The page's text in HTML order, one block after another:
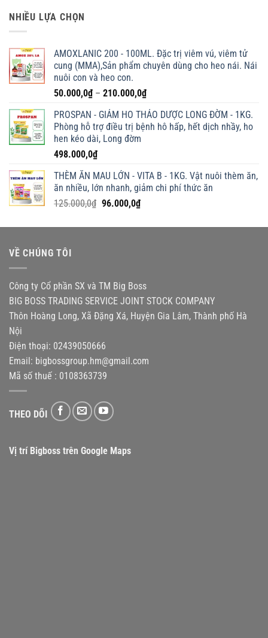
NHIỀU LỰA CHỌN
AMOXLANIC 200 - 100ML. Đặc trị viêm vú, viêm tử
cung (MMA),Sản phẩm chuyên dùng cho heo nái. Nái
nuôi con và heo con.
50.000,0₫ – 210.000,0₫Khoảng
từ
50.000,0₫
PROSPAN - GIẢM HO THẢO DƯỢC LONG ĐỜM - 1KG.
Phòng hỗ trợ điều trị bệnh hô hấp, hết dịch nhầy, ho
hen kéo dài, Long đờm
498.000,0₫
THÈM ĂN MAU LỚN - VITA B - 1KG. Vật nuôi thèm ăn,
ăn nhiều, lớn nhanh, giảm chi phí thức ăn
125.000,0₫ Giá
là:
96.000,0₫Giá
tại
VỀ CHÚNG TÔI
Công ty Cổ phần SX và TM Big Boss
BIG BOSS TRADING SERVICE JOINT STOCK COMPANY
Thôn Hoàng Long, Xã Đặng Xá, Huyện Gia Lâm, Thành phố Hà
Nội
Điện thoại: 02439050666
Email: bigbossgroup.hm@gmail.com
Mã số thuế : 0108363739
THEO DÕI
Vị trí Bigboss trên Google Maps